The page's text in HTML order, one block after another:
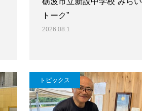
トーク”
2026.08.1
トピックス